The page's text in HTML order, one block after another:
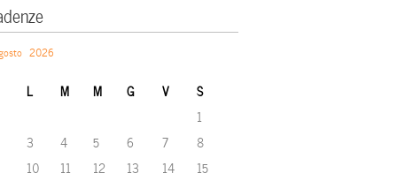
2026
L M M G V S
1
3 4 5 6 7
8
10 11 12 13 14
15